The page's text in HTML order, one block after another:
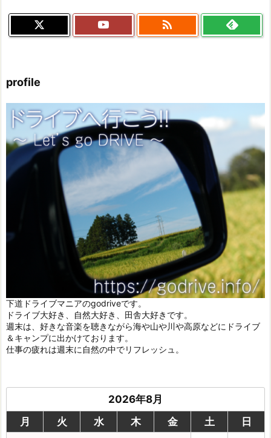

profile
下道ドライブマニアのgodriveです。
ドライブ大好き、自然大好き、田舎大好きです。
週末は、好きな音楽を聴きながら海や山や川や高原などにドライブ
＆キャンプに出かけております。
仕事の疲れは週末に自然の中でリフレッシュ。
2026年8月
月
火 水 木 金 土
日